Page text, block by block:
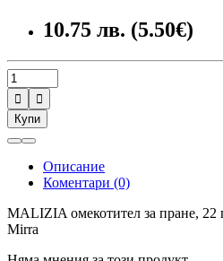
10.75 лв. (5.50€)


Купи
Описание
Коментари (0)
MALIZIA омекотител за пране, 22
Mirra